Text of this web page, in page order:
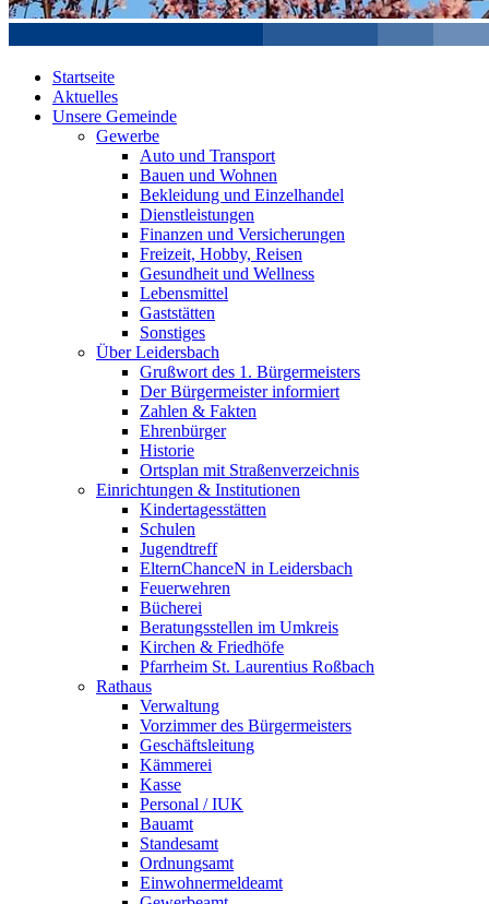
Startseite
Aktuelles
Unsere Gemeinde
Gewerbe
Auto und Transport
Bauen und Wohnen
Bekleidung und Einzelhandel
Dienstleistungen
Finanzen und Versicherungen
Freizeit, Hobby, Reisen
Gesundheit und Wellness
Lebensmittel
Gaststätten
Sonstiges
Über Leidersbach
Grußwort des 1. Bürgermeisters
Der Bürgermeister informiert
Zahlen & Fakten
Ehrenbürger
Historie
Ortsplan mit Straßenverzeichnis
Einrichtungen & Institutionen
Kindertagesstätten
Schulen
Jugendtreff
ElternChanceN in Leidersbach
Feuerwehren
Bücherei
Beratungsstellen im Umkreis
Kirchen & Friedhöfe
Pfarrheim St. Laurentius Roßbach
Rathaus
Verwaltung
Vorzimmer des Bürgermeisters
Geschäftsleitung
Kämmerei
Kasse
Personal / IUK
Bauamt
Standesamt
Ordnungsamt
Einwohnermeldeamt